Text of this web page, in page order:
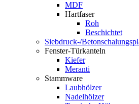
MDF
Hartfaser
Roh
Beschichtet
Siebdruck-/
Fenster-Türkanteln
Kiefer
Meranti
Stammware
Laubhölzer
Nadelhölzer